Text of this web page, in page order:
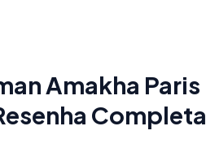
Amakha Paris
Completa